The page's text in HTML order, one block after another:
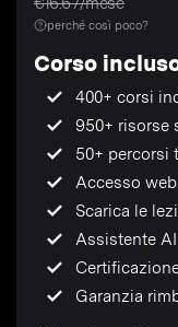
perché così poco?
Corso
400+ corsi
950+ risorse
50+ percorsi
Accesso
Scarica le
Assistente AI
Garanzia